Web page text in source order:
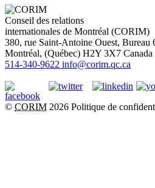
Conseil des relations
internationales de Montréal (CORIM)
380, rue Saint-Antoine Ouest, Bureau
Montréal, (Québec) H2Y 3X7 Canada
514-340-9622 info@corim.qc.ca
© CORIM 2026 Politique de